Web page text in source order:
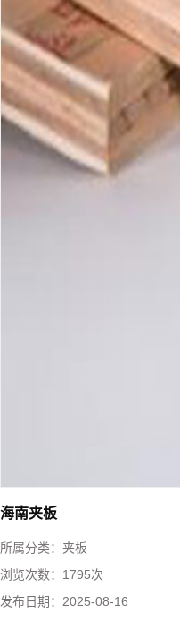
海南夹板
所属分类： 夹板
浏览次数： 1795次
发布日期： 2025-08-16